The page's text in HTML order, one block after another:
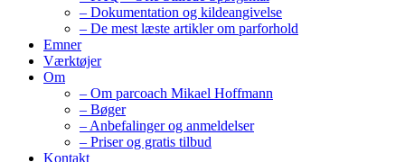
– Dokumentation og kildeangivelse
– De mest læste artikler om parforhold
Emner
Værktøjer
Om
– Om parcoach Mikael Hoffmann
– Bøger
– Anbefalinger og anmeldelser
– Priser og gratis tilbud
Kontakt